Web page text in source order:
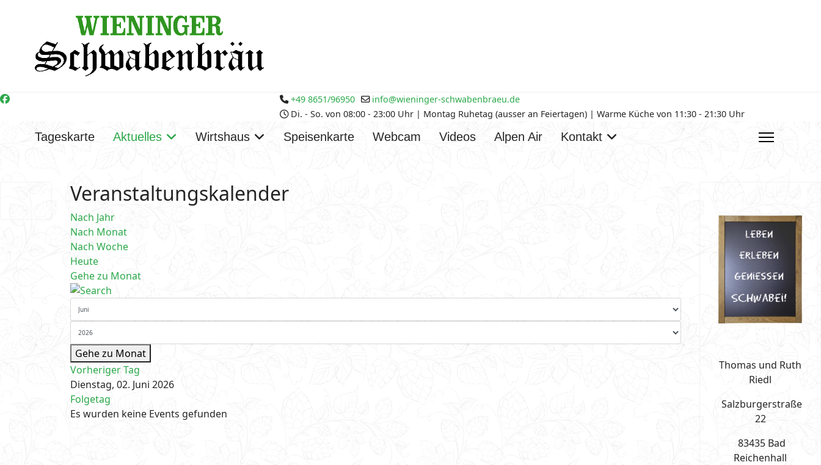
Tageskarte Aktuelles Wirtshaus Speisenkarte Webcam Videos Alpen Air Kontakt
+49 8651/96950
info@wieninger-schwabenbraeu.de
Di. - So. von 08:00 - 23:00 Uhr | Montag Ruhetag (ausser an Feiertagen) | Warme Küche von 11:30 - 21:30 Uhr
Veranstaltungskalender
Nach Jahr
Nach Monat
Nach Woche
Heute
Gehe zu Monat
Gehe zu Monat
Vorheriger Tag
Dienstag, 02. Juni 2026
Folgetag
Es wurden keine Events gefunden
Thomas und Ruth
Riedl
Salzburgerstraße
22
83435 Bad
Reichenhall